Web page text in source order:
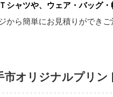
シャツや、ウェア・バッグ
から簡単にお見積りができ
市オリジナルプリン